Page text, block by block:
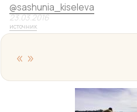
@sashunia_kiseleva
23.03.2016
источник
« »